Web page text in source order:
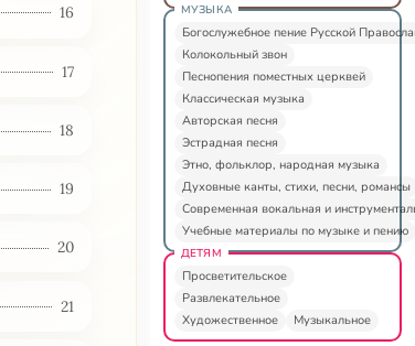
16
17
18
19
20
21
МУЗЫКА
Богослужебное пение Русской
Колокольный звон
Песнопения поместных церквей
Классическая музыка
Авторская песня
Эстрадная песня
Этно, фольклор, народная музыка
Духовные канты, стихи, песни, романсы
Современная вокальная и
Учебные материалы по музыке и пению
ДЕТЯМ
Просветительское
Развлекательное
Художественное
Музыкальное